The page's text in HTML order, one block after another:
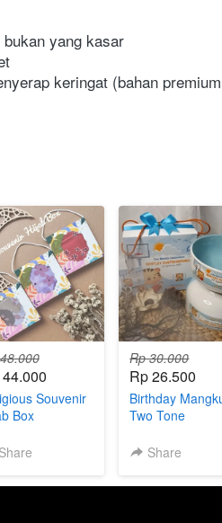
yang kasar
keringat (bahan
Souvenir
Box
Share
Rp 30.000
Rp 26.500
Birthday
Two Tone
Share